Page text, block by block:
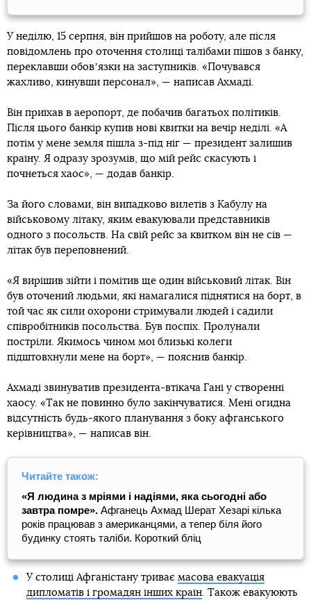
У неділю, 15 серпня, він прийшов на роботу, але після
повідомлень про оточення столиці талібами пішов з банку,
переклавши обовʼязки на заступників. «Почувався
жахливо, кинувши персонал», — написав Ахмаді.
Він приїхав в аеропорт, де побачив багатьох політиків.
Після цього банкір купив нові квитки на вечір неділі. «А
потім у мене земля пішла з-під ніг — президент залишив
країну. Я одразу зрозумів, що мій рейс скасують і
почнеться хаос», — додав банкір.
За його словами, він випадково вилетів з Кабулу на
військовому літаку, яким евакуювали представників
одного з посольств. На свій рейс за квитком він не сів —
літак був переповнений.
«Я вирішив зійти і помітив ще один військовий літак. Він
був оточений людьми, які намагалися піднятися на борт, в
той час як сили охорони стримували людей і садили
співробітників посольства. Був поспіх. Пролунали
постріли. Якимось чином мої близькі колеги
підштовхнули мене на борт», — пояснив банкір.
Ахмаді звинуватив президента-втікача Гані у створенні
хаосу. «Так не повинно було закінчуватися. Мені огидна
відсутність будь-якого планування з боку афганського
керівництва», — написав він.
Читайте також:
«Я людина з мріями і надіями, яка сьогодні або
завтра помре». Афганець Ахмад Шерат Хезарі кілька
років працював з американцями, а тепер біля його
будинку стоять таліби. Короткий бліц
У столиці Афганістану триває масова евакуація
дипломатів і громадян інших країн. Також евакуюють